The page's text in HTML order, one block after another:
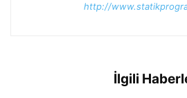
http://
İlgili